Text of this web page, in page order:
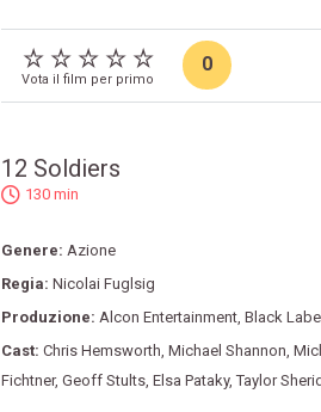
Vota il film per primo
0
12 Soldiers
130 min
Genere: Azione
Regia: Nicolai Fuglsig
Produzione: Alcon Entertainment, Black
Cast: Chris Hemsworth Michael Shannon
Fichtner, Geoff Stults, Elsa Pataky,Taylor